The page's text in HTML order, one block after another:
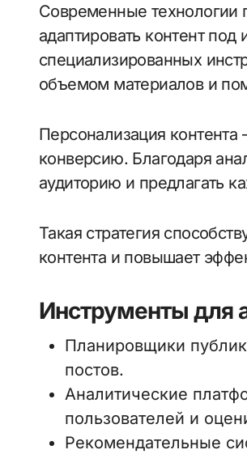
Современные технологии
адаптировать контент
специализированных
объемом материалов и
Персонализация
конверсию. Благодаря
аудиторию и предлагать
Такая стратегия
контента и повышает
Инструменты для
Планировщики
постов.
Аналитические
пользователей и
Рекомендательные